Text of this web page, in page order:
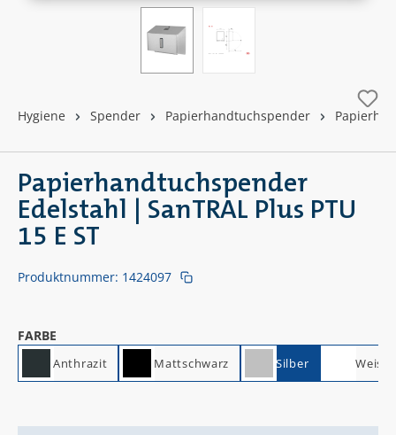
Hygiene Spender Papierhandtuchspender
Papierhandtuchspender
Edelstahl | SanTRAL Plus PTU
15 E ST
FARBE
Anthrazit Mattschwarz Silber Weiss
Produktnummer: 1424097